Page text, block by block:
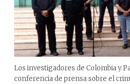
Los investigadores de Colombia y
conferencia de prensa sobre el